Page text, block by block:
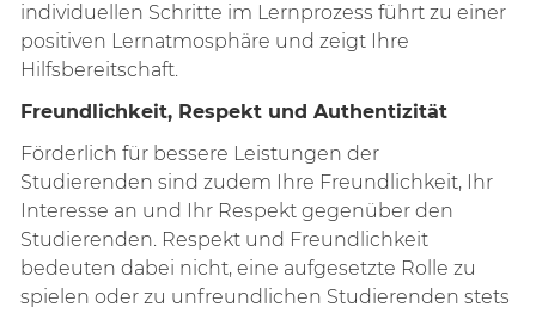
individuellen Schritte im Lernprozess führt zu einer
positiven Lernatmosphäre und zeigt Ihre
Hilfsbereitschaft.
Freundlichkeit, Respekt und Authentizität
Förderlich für bessere Leistungen der
Studierenden sind zudem Ihre Freundlichkeit, Ihr
Interesse an und Ihr Respekt gegenüber den
Studierenden. Respekt und Freundlichkeit
bedeuten dabei nicht, eine aufgesetzte Rolle zu
spielen oder zu unfreundlichen Studierenden stets